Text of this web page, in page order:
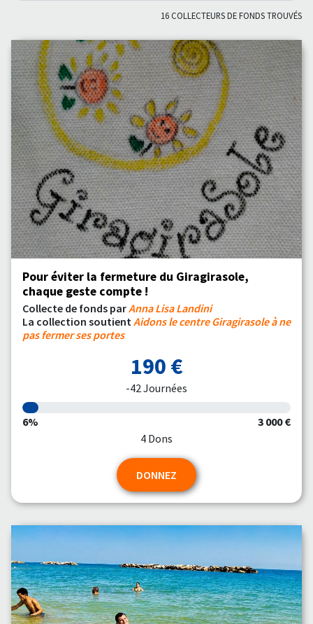
16 COLLECTEURS DE FONDS TROUVÉS
Pour éviter la fermeture du Giragirasole,
chaque geste compte !
Collecte de fonds parAnna Lisa Landini
La collection soutientAidons le centre Giragirasole à ne
pas fermer ses portes
190 €
-42 Journées
6%
3 000 €
4 Dons
DONNEZ